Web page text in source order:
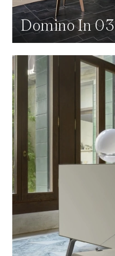
Domino In 03